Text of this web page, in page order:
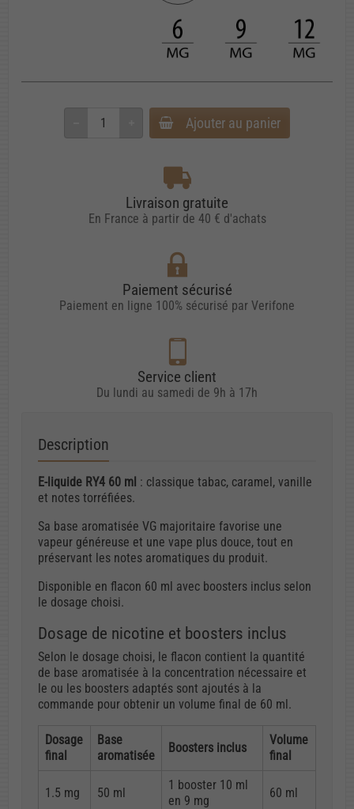
Ajouter au panier
Livraison gratuite
En France à partir de 40 € d'achats
Paiement sécurisé
Paiement en ligne 100% sécurisé par Verifone
Service client
Du lundi au samedi de 9h à 17h
Description
E-liquide RY4 60 ml : classique tabac, caramel, vanille
et notes torréfiées.
Sa base aromatisée VG majoritaire favorise une
vapeur généreuse et une vape plus douce, tout en
préservant les notes aromatiques du produit.
Disponible en flacon 60 ml avec boosters inclus selon
le dosage choisi.
Dosage de nicotine et boosters inclus
Selon le dosage choisi, le flacon contient la quantité
de base aromatisée à la concentration nécessaire et
le ou les boosters adaptés sont ajoutés à la
commande pour obtenir un volume final de 60 ml.
Dosage
final
Base
aromatisée
Boosters inclus
Volume
final
1.5 mg 50 ml
1 booster 10 ml
en 9 mg
60 ml